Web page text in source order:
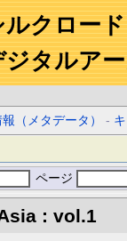
クロー
ジタルア
（メタデータ） -
ページ
: vol.1